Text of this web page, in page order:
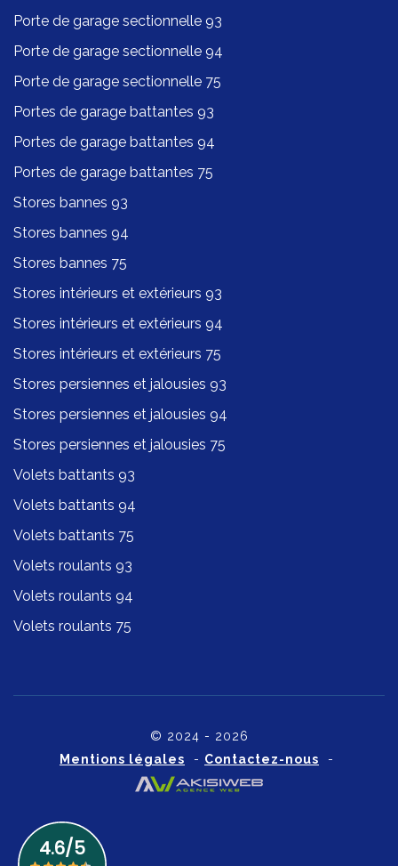
Porte de garage sectionnelle 93
Porte de garage sectionnelle 94
Porte de garage sectionnelle 75
Portes de garage battantes 93
Portes de garage battantes 94
Portes de garage battantes 75
Stores bannes 93
Stores bannes 94
Stores bannes 75
Stores intérieurs et extérieurs 93
Stores intérieurs et extérieurs 94
Stores intérieurs et extérieurs 75
Stores persiennes et jalousies 93
Stores persiennes et jalousies 94
Stores persiennes et jalousies 75
Volets battants 93
Volets battants 94
Volets battants 75
Volets roulants 93
Volets roulants 94
Volets roulants 75
© 2024 - 2026
Mentions légales - Contactez-nous -